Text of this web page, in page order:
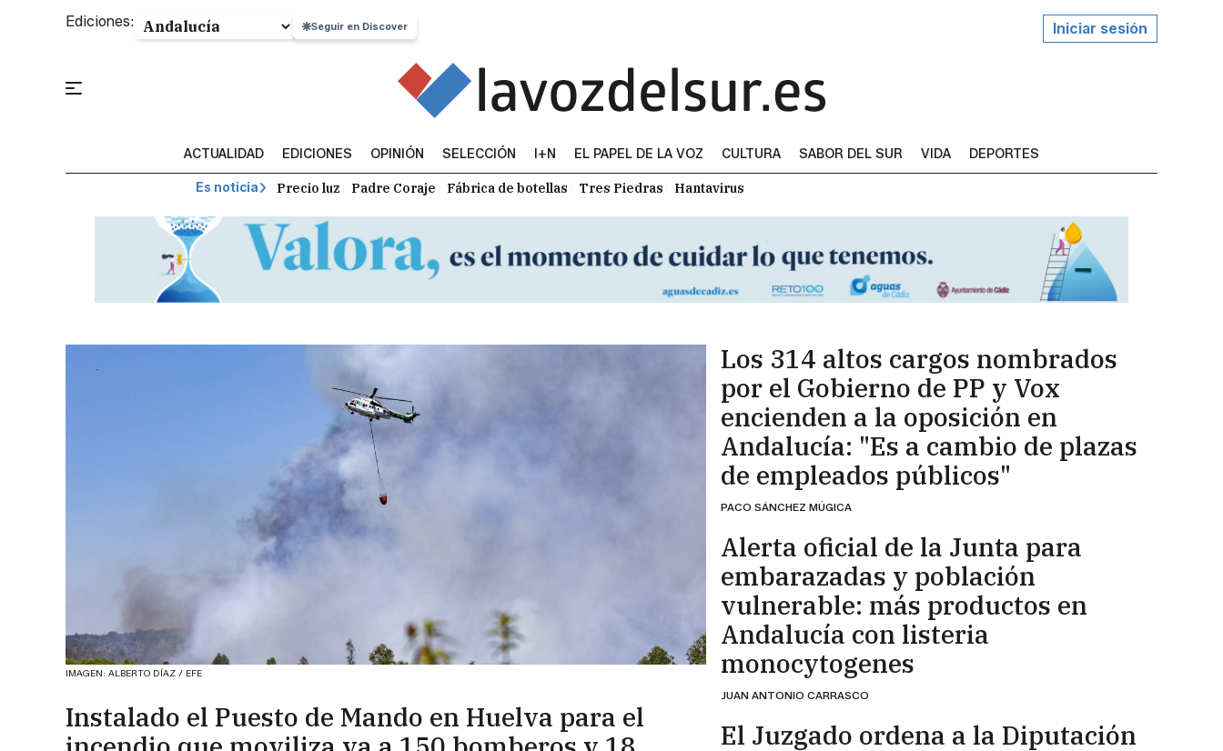
Ediciones: Seguir en Discover Iniciar sesión
ACTUALIDAD EDICIONES OPINIÓN SELECCIÓN I+N EL PAPEL DE LA VOZ CULTURA SABOR DEL SUR VIDA DEPORTES
Es noticia Precio luz Padre Coraje Fábrica de botellas Tres Piedras Hantavirus
IMAGEN: ALBERTO DÍAZ / EFE
Instalado el Puesto de Mando en Huelva para el
Los 314 altos cargos nombrados
por el Gobierno de PP y Vox
encienden a la oposición en
Andalucía: "Es a cambio de plazas
de empleados públicos"
PACO SÁNCHEZ MÚGICA
Alerta oficial de la Junta para
embarazadas y población
vulnerable: más productos en
Andalucía con listeria
monocytogenes
JUAN ANTONIO CARRASCO
El Juzgado ordena a la Diputación